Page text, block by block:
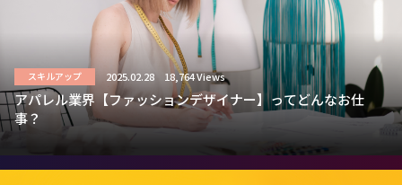
スキルアップ 2025.02.28 18,764 Views
アパレル業界【ファッションデザイナー】ってどんなお仕
事？